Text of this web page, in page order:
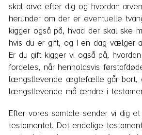
skal arve efter dig og hvordan
herunder om der er eventuelle
kigger også på, hvad der skal ske
hvis du er gift, og I en dag vælger
Er du gift kigger vi også på,
fordeles, når henholdsvis
længstlevende ægtefælle går bort,
længstlevende må ændre i
Efter vores samtale sender vi dig
testamentet. Det endelige